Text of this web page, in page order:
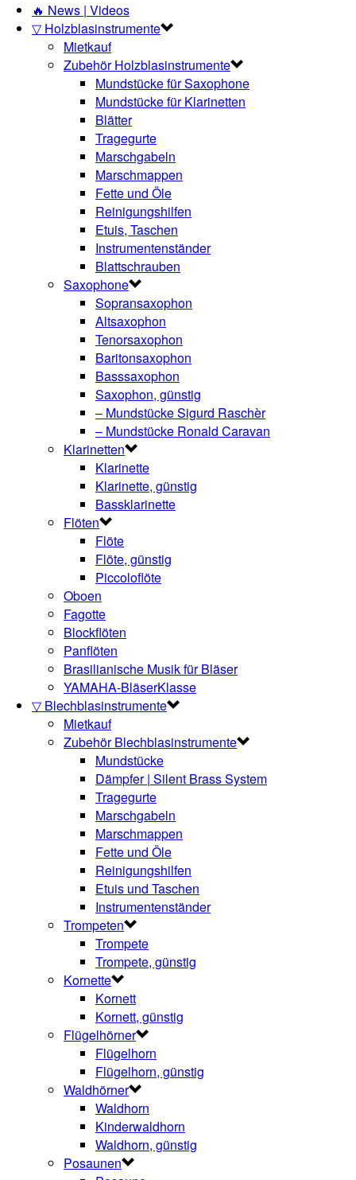
🔥 News | Videos
▽ Holzblasinstrumente
Mietkauf
Zubehör Holzblasinstrumente
Mundstücke für Saxophone
Mundstücke für Klarinetten
Blätter
Tragegurte
Marschgabeln
Marschmappen
Fette und Öle
Reinigungshilfen
Etuis, Taschen
Instrumentenständer
Blattschrauben
Saxophone
Sopransaxophon
Altsaxophon
Tenorsaxophon
Baritonsaxophon
Basssaxophon
Saxophon, günstig
– Mundstücke Sigurd Raschèr
– Mundstücke Ronald Caravan
Klarinetten
Klarinette
Klarinette, günstig
Bassklarinette
Flöten
Flöte
Flöte, günstig
Piccoloflöte
Oboen
Fagotte
Blockflöten
Panflöten
Brasilianische Musik für Bläser
YAMAHA-BläserKlasse
▽ Blechblasinstrumente
Mietkauf
Zubehör Blechblasinstrumente
Mundstücke
Dämpfer | Silent Brass System
Tragegurte
Marschgabeln
Marschmappen
Fette und Öle
Reinigungshilfen
Etuis und Taschen
Instrumentenständer
Trompeten
Trompete
Trompete, günstig
Kornette
Kornett
Kornett, günstig
Flügelhörner
Flügelhorn
Flügelhorn, günstig
Waldhörner
Waldhorn
Kinderwaldhorn
Waldhorn, günstig
Posaunen